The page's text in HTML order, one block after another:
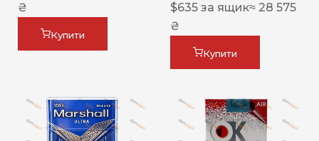
₴
Купити
$635 за ящик≈ 28 575
₴
Купити